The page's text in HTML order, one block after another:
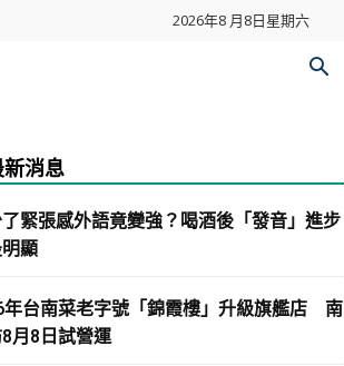
2026年8 月8日星期六
新消息
緊張感外語竟變強？喝酒後「發音」進步
顯
年台南菜老字號「錦霞樓」升級旗艦店 南
月8日試營運